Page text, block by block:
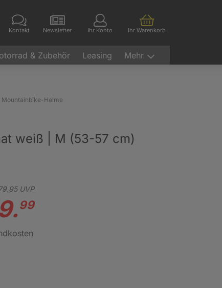
Kontakt Newsletter Ihr Konto Ihr Warenkorb
& Zubehör Leasing Mehr
Mountainbike-Helme
weiß | M (53-57 cm)
95UVP
99